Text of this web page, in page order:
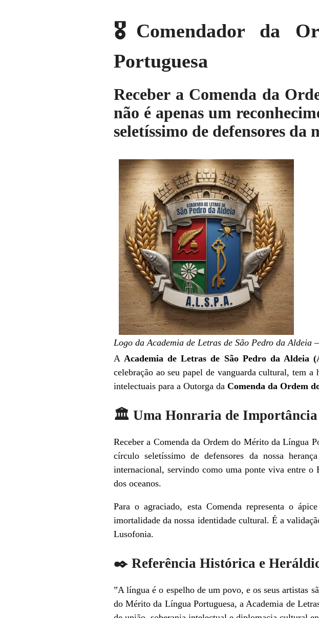
🎖️Comendador da
Portuguesa
Receber a Comenda da
não é apenas um
seletíssimo de defensores da
Logo da Academia de Letras de São Pedro da Aldeia
AAcademia de Letras de São Pedro da Aldeia
celebração ao seu papel de vanguarda cultural, tem
intelectuais para a Outorga da Comenda da Ordem
​🏛️ Uma Honraria de Importância
​Receber a Comenda da Ordem do Mérito da Língua
círculo seletíssimo de defensores da nossa
internacional, servindo como uma ponte viva entre o
dos oceanos.
​Para o agraciado, esta Comenda representa o
imortalidade da nossa identidade cultural. É a
Lusofonia.
​✒️ Referência Histórica e
​”A língua é o espelho de um povo, e os seus artistas
do Mérito da Língua Portuguesa, a Academia de